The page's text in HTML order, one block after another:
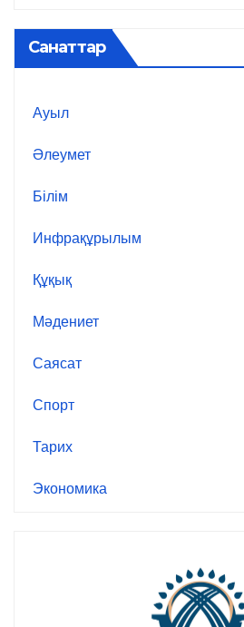
Санаттар
Ауыл
Әлеумет
Білім
Инфрақұрылым
Құқық
Мәдениет
Саясат
Спорт
Тарих
Экономика